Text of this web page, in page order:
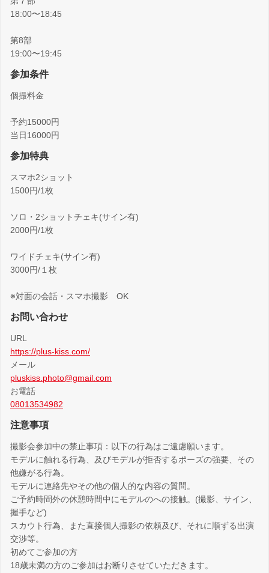
18:00〜18:45
第8部
19:00〜19:45
参加条件
個撮料金
予約15000円
当日16000円
参加特典
スマホ2ショット
1500円/1枚
ソロ・2ショットチェキ(サイン有)
2000円/1枚
ワイドチェキ(サイン有)
3000円/１枚
※対面の会話・スマホ撮影 OK
お問い合わせ
URL
https://plus-kiss.com/
メール
pluskiss.photo@gmail.com
お電話
08013534982
注意事項
撮影会参加中の禁止事項：以下の行為はご遠慮願います。
モデルに触れる行為、及びモデルが拒否するポーズの強要、その
他嫌がる行為。
モデルに連絡先やその他の個人的な内容の質問。
ご予約時間外の休憩時間中にモデルのへの接触。(撮影、サイン、
握手など)
スカウト行為、また直接個人撮影の依頼及び、それに順ずる出演
交渉等。
初めてご参加の方
18歳未満の方のご参加はお断りさせていただきます。